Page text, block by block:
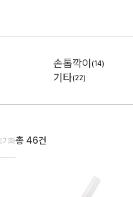
손톱깍이 (14)
기타(22)
기화총 46건